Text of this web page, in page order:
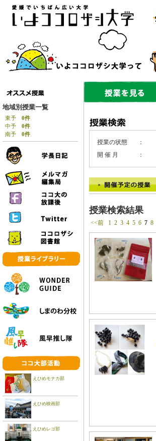
地域別授業一覧
東予 0件
中予 0件
南予 0件
えひめモナカ部
えひめ映画部
えひめレゴ部
授業の状態 ：
開 催 月
：
授業検索結果
<<前 1 2 3 4 5 6 7 8